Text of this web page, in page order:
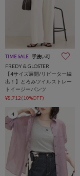
TIME SALE 手洗い可
FREDY & GLOSTER
【4サイズ展開/リピーター続
出！】とろみツイルストレー
トイージーパンツ
¥8,712(10%OFF)
4